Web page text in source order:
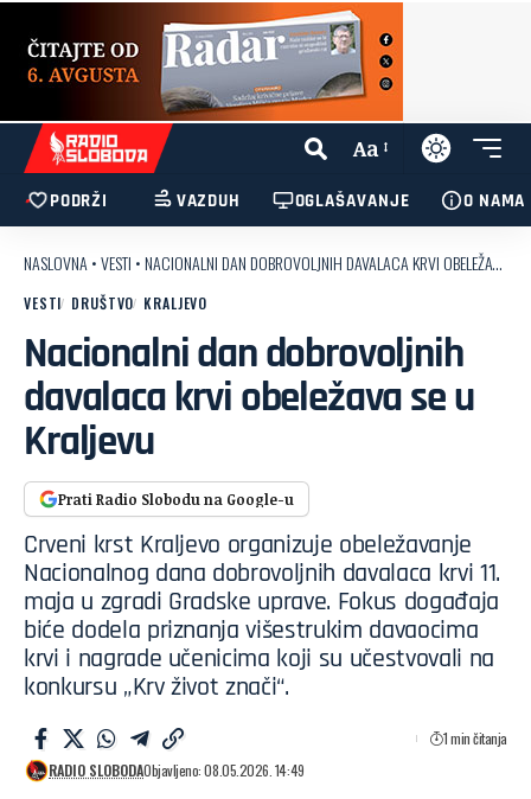
Aa
PODRŽI VAZDUH OGLAŠAVANJE O NAMA
NASLOVNA •VESTI •NACIONALNI DAN DOBROVOLJNIH DAVALACA KRVI OBELEŽAVA SE U KRALJEVU
VESTI DRUŠTVO KRALJEVO
Nacionalni dan dobrovoljnih
davalaca krvi obeležava se u
Kraljevu
Prati Radio Slobodu na Google-u
Crveni krst Kraljevo organizuje obeležavanje
Nacionalnog dana dobrovoljnih davalaca krvi 11.
maja u zgradi Gradske uprave. Fokus događaja
biće dodela priznanja višestrukim davaocima
krvi i nagrade učenicima koji su učestvovali na
konkursu „Krv život znači“.
RADIO SLOBODAObjavljeno: 08.05.2026. 14:49
1 min čitanja